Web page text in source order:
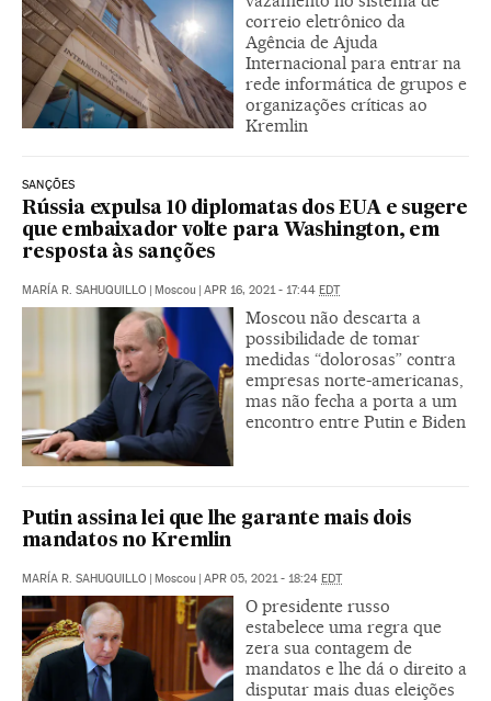
correio eletrônico da
Agência de Ajuda
Internacional para entrar na
rede informática de grupos e
organizações críticas ao
Kremlin
SANÇÕES
Rússia expulsa 10 diplomatas dos EUA e sugere
que embaixador volte para Washington, em
resposta às sanções
MARÍA R. SAHUQUILLO Moscou APR 16, 2021 - 17:44 EDT
Moscou não descarta a
possibilidade de tomar
medidas “dolorosas” contra
empresas norte-americanas,
mas não fecha a porta a um
encontro entre Putin e Biden
Putin assina lei que lhe garante mais dois
mandatos no Kremlin
MARÍA R. SAHUQUILLO | Moscou | APR 05, 2021 - 18:24 EDT
O presidente russo
estabelece uma regra que
zera sua contagem de
mandatos e lhe dá o direito a
disputar mais duas eleições